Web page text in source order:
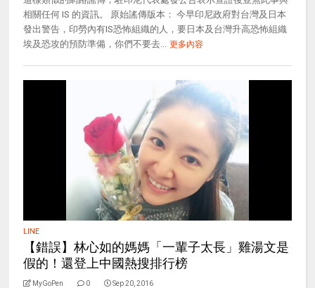
相關任何 IS 的資訊。 原始謠傳版本： 今早印尼政府對台灣及日本
發出警告，印勞內有IS恐怖組織的人，要日本及台灣升高恐怖組織
埃及恐攻的預防準備，你們不要去... 更多內容
LINE
【錯誤】林心如的媽媽「一輩子太長」雞湯文是
假的！還登上中國熱搜排行榜
MyGoPen 0 Sep 20, 2016